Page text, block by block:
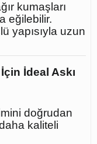
kumaşları
eğilebilir.
yapısıyla uzun
İdeal Askı
doğrudan
kaliteli